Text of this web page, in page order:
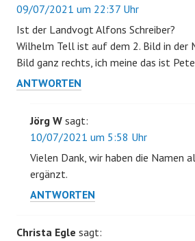
09/07/2021 um 22:37 Uhr
Ist der Landvogt Alfons Schreiber?
Wilhelm Tell ist auf dem 2. Bild in der
Bild ganz rechts, ich meine das ist
ANTWORTEN
Jörg W sagt:
10/07/2021 um 5:58 Uhr
Vielen Dank, wir haben die Namen
ergänzt.
ANTWORTEN
Christa Egle sagt: